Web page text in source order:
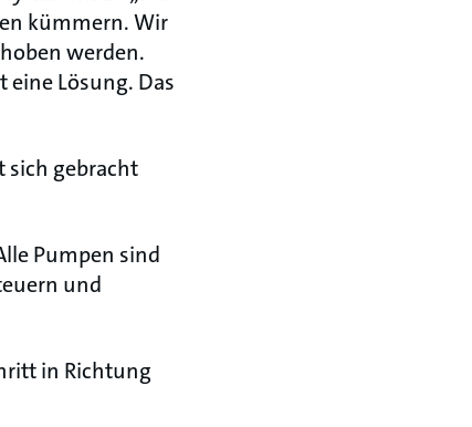
kümmern. Wir
werden.
Lösung. Das
sich gebracht
Pumpen sind
und
in Richtung